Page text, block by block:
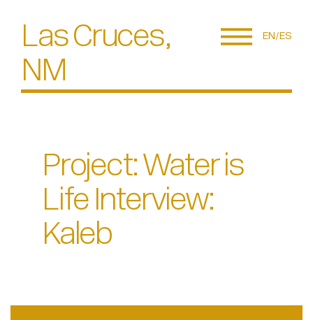
EN ES
Las Cruces,
NM
Project: Water is
Life Interview:
Kaleb